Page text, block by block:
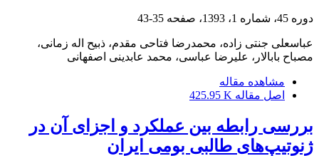
دوره 45، شماره 1، 1393، صفحه 35-43
عباسعلی جنتی زاده، محمدرضا فتاحی مقدم، ذبیح اله زمانی،
مصباح بابالار، علیرضا عباسی، محمد عابدینی اصفهانی
مشاهده مقاله
اصل مقاله 425.95 K
بررسی رابطه بین عملکرد و اجزای آن در
ژنوتیپ‌های طالبی بومی ایران